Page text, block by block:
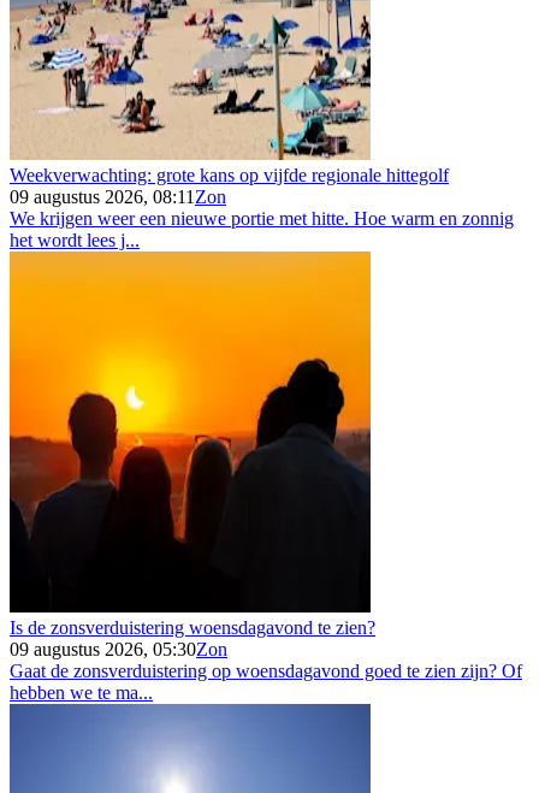
Weekverwachting: grote kans op vijfde regionale hittegolf
09 augustus 2026, 08:11 Zon
We krijgen weer een nieuwe portie met hitte. Hoe warm en zonnig
het wordt lees j...
Is de zonsverduistering woensdagavond te zien?
09 augustus 2026, 05:30Zon
Gaat de zonsverduistering op woensdagavond goed te zien zijn? Of
hebben we te ma...